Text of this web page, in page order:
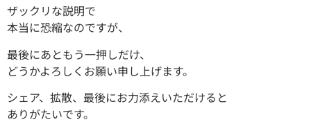
ザックリな説明で
本当に恐縮なのですが、
最後にあともう一押しだけ、
どうかよろしくお願い申し上げます。
シェア、拡散、最後にお力添えいただけると
ありがたいです。